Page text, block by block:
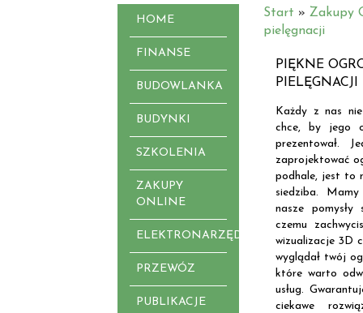
HOME
FINANSE
BUDOWLANKA
BUDYNKI
SZKOLENIA
ZAKUPY
ONLINE
ELEKTRONARZĘDZIA
PRZEWÓZ
PUBLIKACJE
Start » Zakupy
pielęgnacji
PIĘKNE
PIELĘGNACJI
Każdy z nas
chce, by jego
prezentował.
zaprojektować
podhale, jest to
siedziba.
nasze
czemu
wizualizacje 3D
wyglądał twój
które warto
usług.
ciekawe